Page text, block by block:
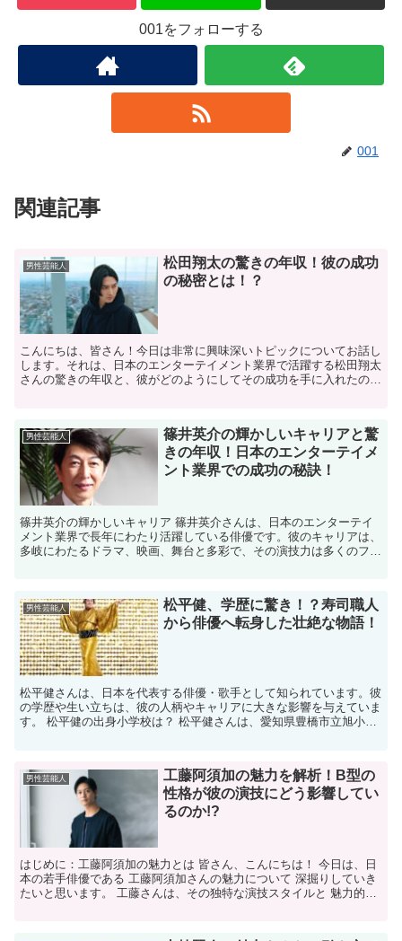
001をフォローする
001
関連記事
男性芸能人
松田翔太の驚きの年収！彼の成功
の秘密とは！？
こんにちは、皆さん！今日は非常に興味深いトピックについてお話し
します。それは、日本のエンターテイメント業界で活躍する松田翔太
さんの驚きの年収と、彼がどのようにしてその成功を手に入れたのか
男性芸能人
篠井英介の輝かしいキャリアと驚
きの年収！日本のエンターテイメ
ント業界での成功の秘訣！
篠井英介の輝かしいキャリア 篠井英介さんは、日本のエンターテイ
メント業界で長年にわたり活躍している俳優です。彼のキャリアは、
多岐にわたるドラマ、映画、舞台と多彩で、その演技力は多くのファ
男性芸能人
松平健、学歴に驚き！？寿司職人
から俳優へ転身した壮絶な物語！
松平健さんは、日本を代表する俳優・歌手として知られています。彼
の学歴や生い立ちは、彼の人柄やキャリアに大きな影響を与えていま
す。 松平健の出身小学校は？ 松平健さんは、愛知県豊橋市立旭小学
男性芸能人
工藤阿須加の魅力を解析！B型の
性格が彼の演技にどう影響してい
るのか!?
はじめに：工藤阿須加の魅力とは 皆さん、こんにちは！ 今日は、日
本の若手俳優である 工藤阿須加さんの魅力について 深掘りしていき
たいと思います。 工藤さんは、その独特な演技スタイルと 魅力的な